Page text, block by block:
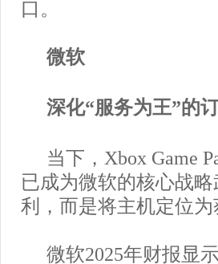
口。
微软
深化“服务为王”的
当下，Xbox Game
已成为微软的核心战
利，而是将主机定位
微软2025年财报显